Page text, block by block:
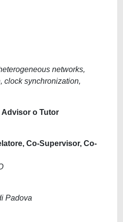
networks,
clock synchronization,
Advisor o Tutor
Co-Supervisor, Co-
Padova